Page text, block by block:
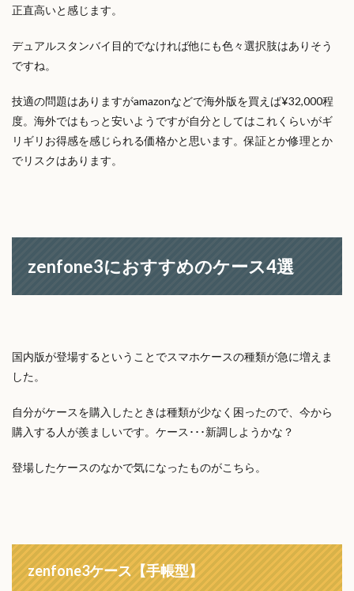
正直高いと感じます。
デュアルスタンバイ目的でなければ他にも色々選択肢はありそう
ですね。
技適の問題はありますがamazonなどで海外版を買えば¥32,000程
度。海外ではもっと安いようですが自分としてはこれくらいがギ
リギリお得感を感じられる価格かと思います。保証とか修理とか
でリスクはあります。
zenfone3におすすめのケース4選
国内版が登場するということでスマホケースの種類が急に増えま
した。
自分がケースを購入したときは種類が少なく困ったので、今から
購入する人が羨ましいです。ケース･･･新調しようかな？
登場したケースのなかで気になったものがこちら。
zenfone3ケース【手帳型】